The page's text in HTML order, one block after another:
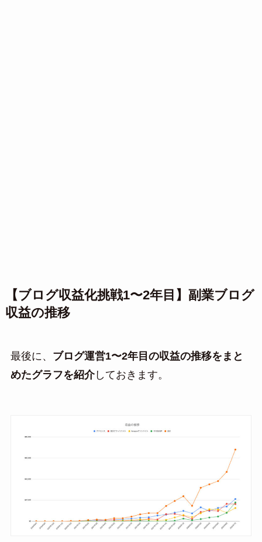
【ブログ収益化挑戦1〜2年目】副業ブログ
収益の推移
最後に、 ブログ運営1〜2年目の収益の推移をまと
めたグラフを紹介しておきます。